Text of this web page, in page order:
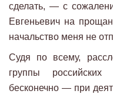
сделать, — с
Евгеньевич на
начальство меня не
Судя по всему,
группы российских
бесконечно — при